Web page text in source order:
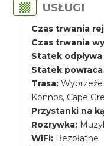
USŁUGI
Czas trwania
Czas trwania
Statek odpływa
Statek
Trasa:
Konnos, Cape
Przystanki na
Rozrywka:
WiFi: Bezpłatne